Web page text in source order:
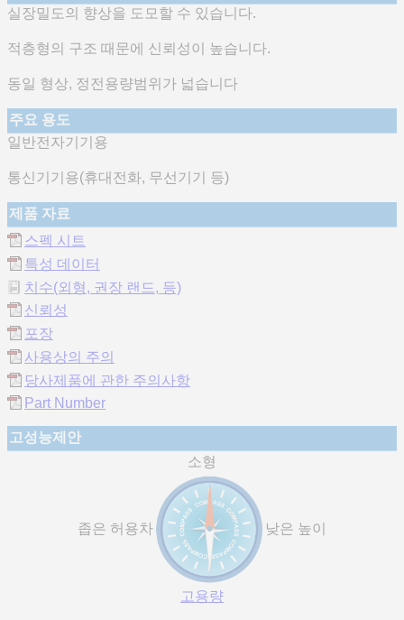
실장밀도의 향상을 도모할 수 있습니다.
적층형의 구조 때문에 신뢰성이 높습니다.
동일 형상, 정전용량범위가 넓습니다
주요 용도
일반전자기기용
통신기기용(휴대전화, 무선기기 등)
제품 자료
스펙 시트
특성 데이터
치수(외형, 권장 랜드, 등)
신뢰성
포장
사용상의 주의
당사제품에 관한 주의사항
Part Number
고성능제안
소형
좁은 허용차 낮은 높이
고용량